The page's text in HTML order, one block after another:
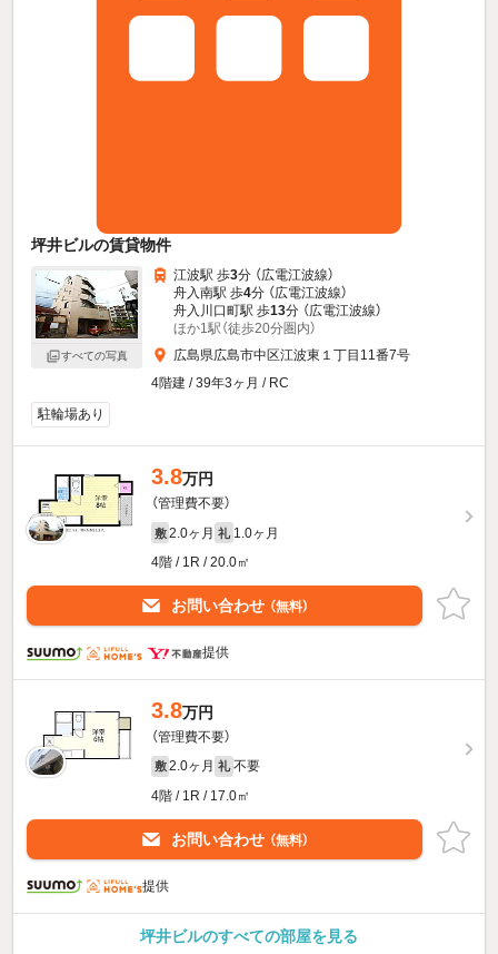
坪井ビルの賃貸物件
すべての写真
江波駅 歩3分 （広電江波線）
舟入南駅 歩4分 （広電江波線）
舟入川口町駅 歩13分 （広電江波線）
ほか1駅（徒歩20分圏内）
広島県広島市中区江波東１丁目11番7号
4階建 / 39年3ヶ月 / RC
駐輪場あり
3.8万円
（管理費不要）
敷 2.0ヶ月 礼 1.0ヶ月
4階 / 1R / 20.0㎡
お問い合わせ （無料）
提供
3.8万円
（管理費不要）
敷 2.0ヶ月 礼 不要
4階 / 1R / 17.0㎡
お問い合わせ （無料）
提供
坪井ビルのすべての部屋を見る